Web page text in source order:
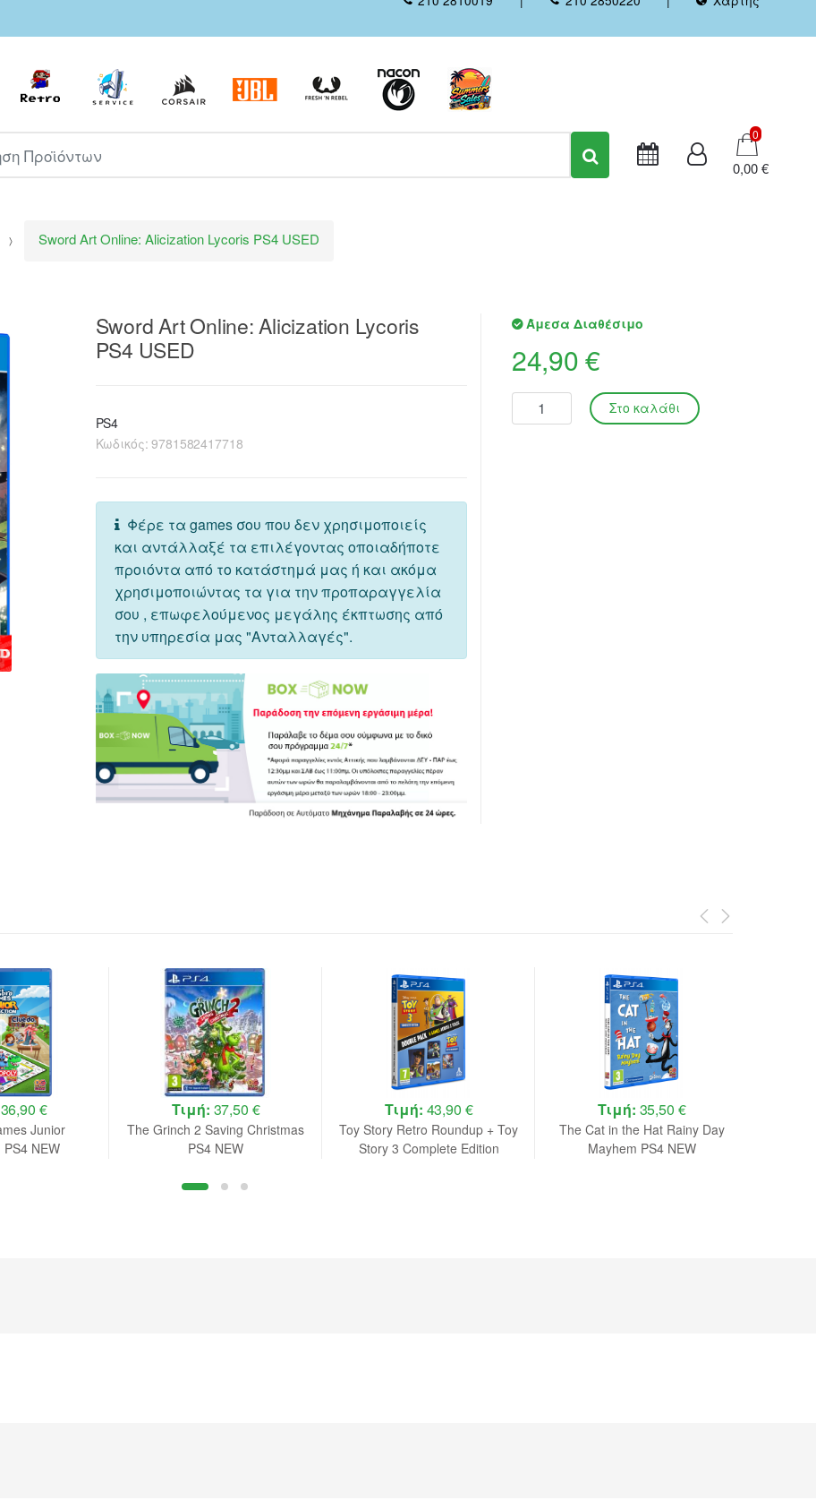
Καλάθι
0
0,00 €
Sword Art Online: Alicization Lycoris PS4 USED
Sword Art Online: Alicization Lycoris
PS4 USED
PS4
Κωδικός:9781582417718
Φέρε τα games σου που δεν χρησιμοποιείς
και αντάλλαξέ τα επιλέγοντας οποιαδήποτε
προιόντα από το κατάστημά μας ή και ακόμα
χρησιμοποιώντας τα για την προπαραγγελία
σου , επωφελούμενος μεγάλης έκπτωσης από
την υπηρεσία μας "Ανταλλαγές".
Άμεσα Διαθέσιμο
24,90 €
36,90 €
Junior
NEW
Τιμή: 37,50 €
The Grinch 2 Saving Christmas
PS4 NEW
Τιμή: 43,90 €
Toy Story Retro Roundup + Toy
Story 3 Complete Edition
Τιμή: 35,50 €
The Cat in the Hat Rainy Day
Mayhem PS4 NEW